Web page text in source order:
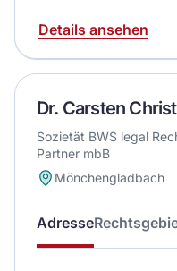
Details ansehen
Dr. Carsten
Sozietät BWS legal
Partner mbB
Mönchengladbach
Adresse